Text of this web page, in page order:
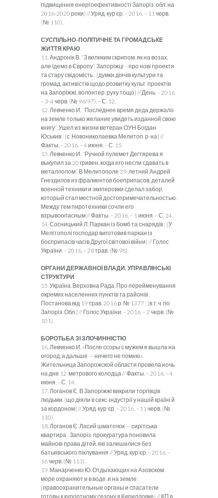
підвищення енергоефективності Запоріз. обл. на
2016-2020 роки] // Уряд. кур’єр. – 2016. – 11 черв.
(№ 110).
СУСПІЛЬНО-ПОЛІТИЧНЕ ТА ГРОМАДСЬКЕ
ЖИТТЯ КРАЮ
11. Андронік В. “З великим скрипом, як на возах,
але їдемо в Європу”. Запоріжці – про нові проекти
та стару свідомість : [думки діячів культури та
громад. активістів щодо розвитку культ. проектів
на Запоріжжі, волонтер. руху тощо] // День. – 2016.
– 3-4 черв. (№ 96/97). – С. 12.
12. Левченко И. “Последнее время деда держало
на земле только желание увидеть изданной свою
книгу”. Ушел из жизни ветеран ОУН Богдан
Юськив : [с. Новониколаевка Мелитоп. р-на] //
Факты. – 2016. – 4 июня. – С. 15.
13. Левченко И. “Ручной пулемет Дегтярева я
выкупил за 20 гривен, когда его несли сдавать в
металлолом”. В Мелитополе 39-летний Андрей
Гнездилов из фрагментов боеприпасов, деталей
военной техники и экиперовки сделал забор,
который стал местной достопримечательностью.
Между тем пиротехники сочли его
взрывоопасным // Факты. – 2016. – 1 июня. – С. 14.
14. Сосницький Л. Паркан із бомб та снарядів : [У
Мелітополі господар виготовив паркан із
боєприпасів часів Другої світової війни] // Голос
України. – 2016. – 28 трав. (№ 98).
ОРГАНИ ДЕРЖАВНОЇ ВЛАДИ. УПРАВЛІНСЬКІ
СТРУКТУРИ
15. Україна. Верховна Рада. Про перейменування
окремих населенних пунктів та районів :
Постанова від 19 трав. 2016 р. № 1377 : [в т. ч. по
Запоріз. Обл.] // Голос України. – 2016. – 2 черв. (№
101).
БОРОТЬБА ЗІ ЗЛОЧИННІСТЮ
16. Левченко И. «После ссоры с мужем я вышла на
огород, а дальше — ничего не помню».
Жительница Запорожской области провела ночь
на дне 12-метрового колодца // Факты. – 2016. – 4
июня. – С. 14.
17. Логанов Є. В Запоріжжі викрили торгівців
людьми, [що діяли в секс-індустрії у нашій країні й
за кордоном] // Уряд. кур'єр. – 2016. – 11 черв. (№
110).
18. Логанов Є. Ласий шматочок — сирітська
квартира : Запоріз. прокуратура поновила
майнові права дітей, які залишилися без
батьківського піклування // Уряд. кур'єр. – 2016. –
16 черв. (№ 113).
19. Манарченко Ю. Отдыхающих на Азовском
море охраняют и в воде, и на земле :
[правоохранительные органы и спасатели
готовы к курортному сезону в Кирилловке] // КП в